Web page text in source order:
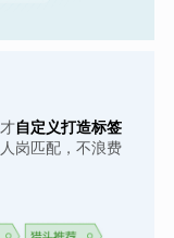
自定义打造标签
岗匹配，不浪费